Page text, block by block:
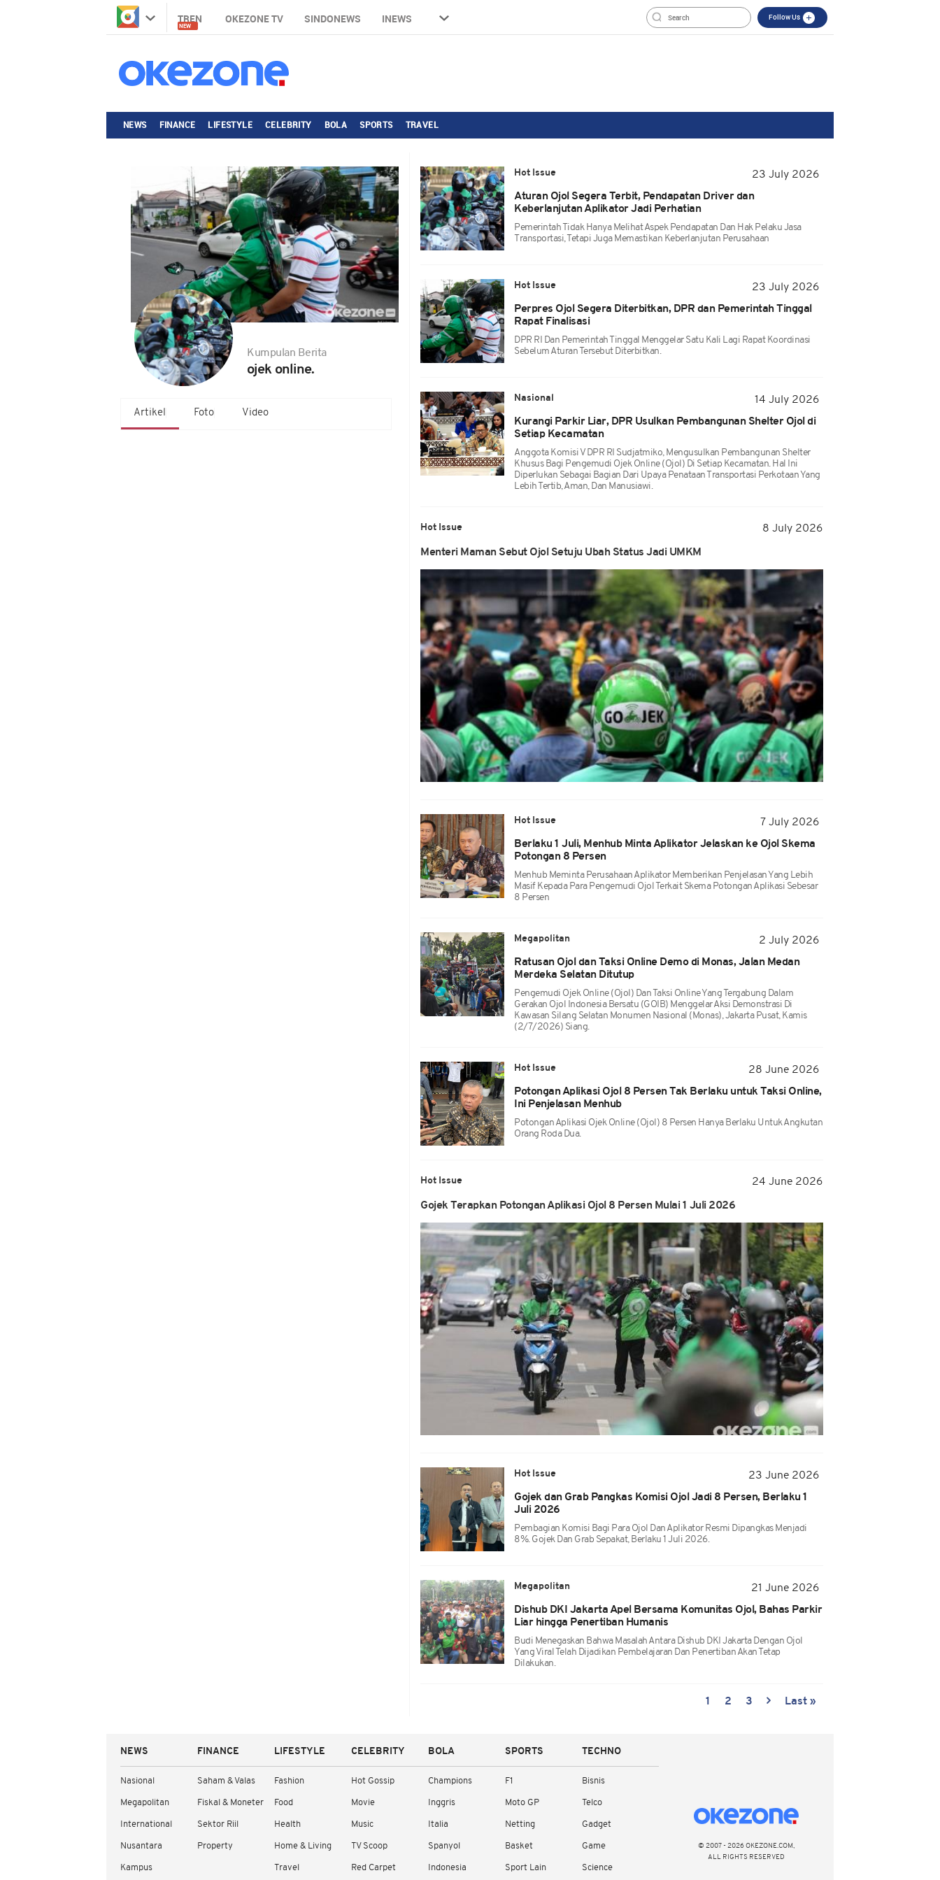
TREN
NEW
OKEZONE TV SINDONEWS INEWS Follow Us
NEWS FINANCE LIFESTYLE CELEBRITY BOLA SPORTS TRAVEL
Kumpulan Berita
ojek online.
Artikel Foto Video
Hot Issue
23 July 2026
Aturan Ojol Segera Terbit, Pendapatan Driver dan
Keberlanjutan Aplikator Jadi Perhatian
Pemerintah Tidak Hanya Melihat Aspek Pendapatan Dan Hak Pelaku Jasa
Transportasi, Tetapi Juga Memastikan Keberlanjutan Perusahaan
Hot Issue
23 July 2026
Perpres Ojol Segera Diterbitkan, DPR dan Pemerintah Tinggal
Rapat Finalisasi
DPR RI Dan Pemerintah Tinggal Menggelar Satu Kali Lagi Rapat Koordinasi
Sebelum Aturan Tersebut Diterbitkan.
Nasional
14 July 2026
Kurangi Parkir Liar, DPR Usulkan Pembangunan Shelter Ojol di
Setiap Kecamatan
Anggota Komisi V DPR RI Sudjatmiko, Mengusulkan Pembangunan Shelter
Khusus Bagi Pengemudi Ojek Online (ojol) Di Setiap Kecamatan. Hal Ini
Diperlukan Sebagai Bagian Dari Upaya Penataan Transportasi Perkotaan Yang
Lebih Tertib, Aman, Dan Manusiawi.
Hot Issue 8 July 2026
Menteri Maman Sebut Ojol Setuju Ubah Status Jadi UMKM
Hot Issue
7 July 2026
Berlaku 1 Juli, Menhub Minta Aplikator Jelaskan ke Ojol Skema
Potongan 8 Persen
Menhub Meminta Perusahaan Aplikator Memberikan Penjelasan Yang Lebih
Masif Kepada Para Pengemudi Ojol Terkait Skema Potongan Aplikasi Sebesar
8 Persen
Megapolitan
2 July 2026
Ratusan Ojol dan Taksi Online Demo di Monas, Jalan Medan
Merdeka Selatan Ditutup
Pengemudi Ojek Online (ojol) Dan Taksi Online Yang Tergabung Dalam
Gerakan Ojol Indonesia Bersatu (GOIB) Menggelar Aksi Demonstrasi Di
Kawasan Silang Selatan Monumen Nasional (Monas), Jakarta Pusat, Kamis
(2/7/2026) Siang.
Hot Issue
28 June 2026
Potongan Aplikasi Ojol 8 Persen Tak Berlaku untuk Taksi Online,
Ini Penjelasan Menhub
Potongan Aplikasi Ojek Online (ojol) 8 Persen Hanya Berlaku Untuk Angkutan
Orang Roda Dua.
Hot Issue 24 June 2026
Gojek Terapkan Potongan Aplikasi Ojol 8 Persen Mulai 1 Juli 2026
Hot Issue
23 June 2026
Gojek dan Grab Pangkas Komisi Ojol Jadi 8 Persen, Berlaku 1
Juli 2026
Pembagian Komisi Bagi Para Ojol Dan Aplikator Resmi Dipangkas Menjadi
8%. Gojek Dan Grab Sepakat, Berlaku 1 Juli 2026.
Megapolitan
21 June 2026
Dishub DKI Jakarta Apel Bersama Komunitas Ojol, Bahas Parkir
Liar hingga Penertiban Humanis
Budi Menegaskan Bahwa Masalah Antara Dishub DKI Jakarta Dengan Ojol
Yang Viral Telah Dijadikan Pembelajaran Dan Penertiban Akan Tetap
Dilakukan.
1 2 3 Last »
NEWS
Nasional
Megapolitan
International
Nusantara
Kampus
FINANCE
Saham & Valas
Fiskal & Moneter
Sektor Riil
Property
LIFESTYLE
Fashion
Food
Health
Home & Living
Travel
CELEBRITY
Hot Gossip
Movie
Music
TV Scoop
Red Carpet
BOLA
Champions
Inggris
Italia
Spanyol
Indonesia
SPORTS
F1
Moto GP
Netting
Basket
Sport Lain
TECHNO
Bisnis
Telco
Gadget
Game
Science
© 2007 - 2026 OKEZONE.COM,
ALL RIGHTS RESERVED